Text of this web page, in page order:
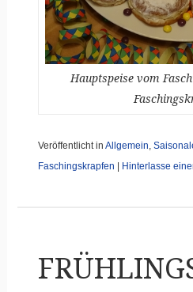
Hauptspeise vom
Veröffentlicht in Allgemein,
Faschingskrapfen
Hinterlasse